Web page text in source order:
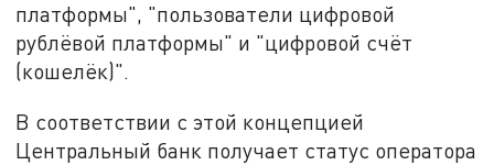
платформы", "пользователи цифровой
рублёвой платформы" и "цифровой счёт
(кошелёк)".
В соответствии с этой концепцией
Центральный банк получает статус оператора